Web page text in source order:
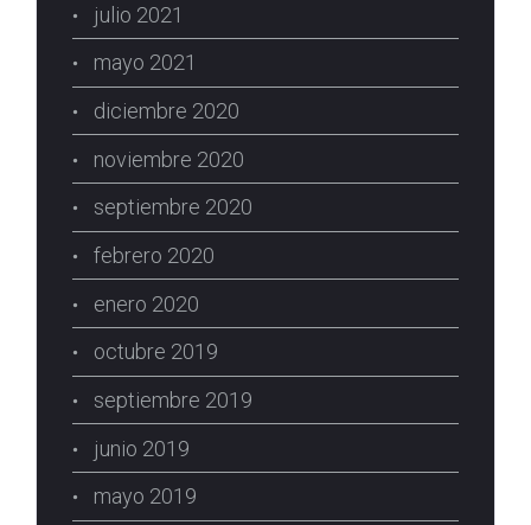
julio 2021
mayo 2021
diciembre 2020
noviembre 2020
septiembre 2020
febrero 2020
enero 2020
octubre 2019
septiembre 2019
junio 2019
mayo 2019